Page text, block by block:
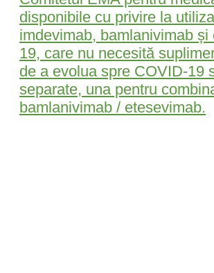
disponibile cu privire la
imdevimab, bamlanivimab
19, care nu necesită
de a evolua spre COVID-19
separate, una pentru
bamlanivimab / etesevimab.